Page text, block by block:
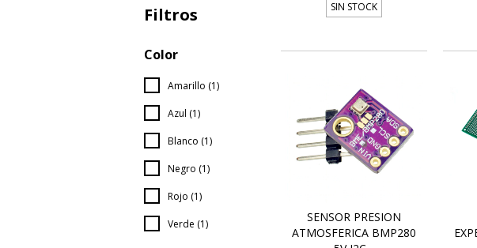
Filtros
Color
Amarillo (1)
Azul (1)
Blanco (1)
Negro (1)
Rojo (1)
Verde (1)
SIN STOCK
SENSOR PRESION
ATMOSFERICA BMP280